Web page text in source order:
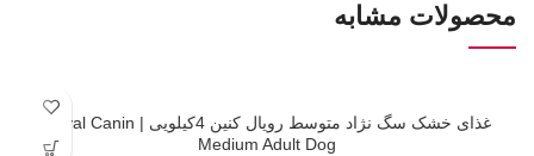
محصولات مشابه
موجودی
غذای خشک سگ نژاد متوسط رویال کنین 4کیلویی | Royal Canin
Medium Adult Dog